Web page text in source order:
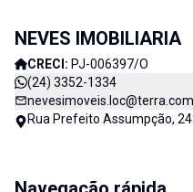
NEVES IMOBILIARIA
CRECI: PJ-006397/O
(24) 3352-1334
Rua Prefeito Assumpção,